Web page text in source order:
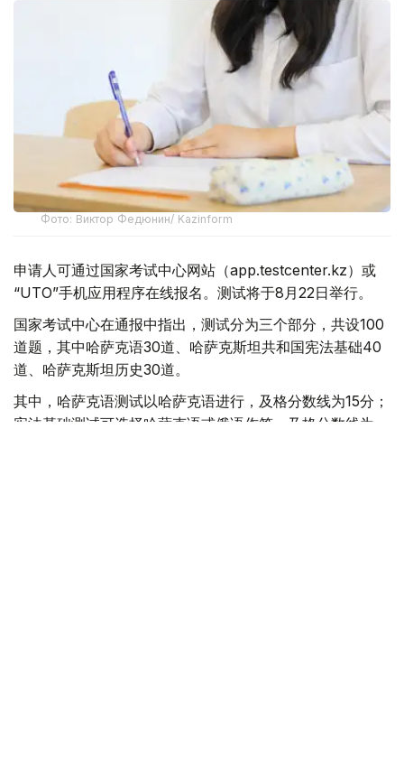
Фото: Виктор Федюнин/ Kazinform
申请人可通过国家考试中心网站（app.testcenter.kz）或
“UTO”手机应用程序在线报名。测试将于8月22日举行。
国家考试中心在通报中指出，测试分为三个部分，共设100
道题，其中哈萨克语30道、哈萨克斯坦共和国宪法基础40
道、哈萨克斯坦历史30道。
其中，哈萨克语测试以哈萨克语进行，及格分数线为15分；
宪法基础测试可选择哈萨克语或俄语作答，及格分数线为